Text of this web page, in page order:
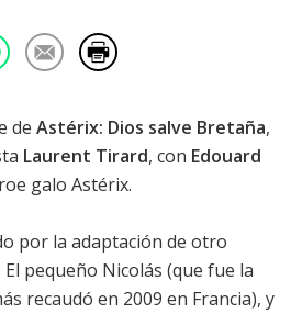
de Astérix: Dios salve Bretaña,
Laurent Tirard, con Edouard
galo Astérix.
por la adaptación de otro
El pequeño Nicolás (que fue la
recaudó en 2009 en Francia), y